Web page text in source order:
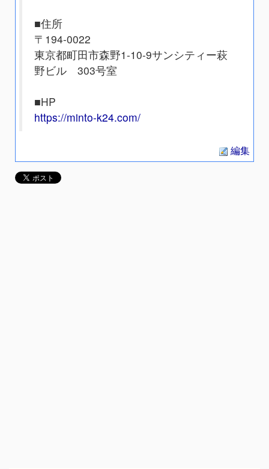
■住所
〒194-0022
東京都町田市森野1-10-9サンシティー萩
野ビル 303号室
■HP
https://minto-k24.com/
編集